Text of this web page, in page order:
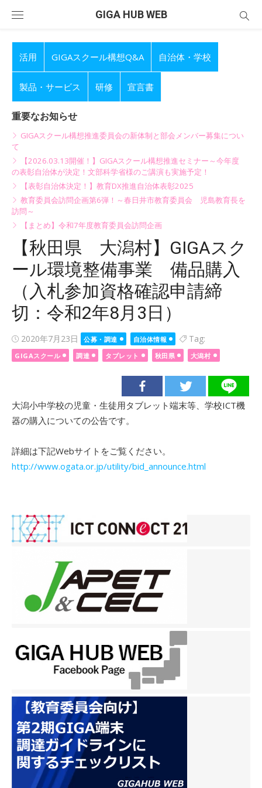
GIGA HUB WEB
活用 GIGAスクール構想Q&A 自治体・学校
製品・サービス 研修 宣言書
重要なお知らせ
GIGAスクール構想推進委員会の新体制と部会メンバー募集につい
て
【2026.03.13開催！】GIGAスクール構想推進セミナー～今年度
の表彰自治体が決定！文部科学省様のご講演も実施予定！
【表彰自治体決定！】教育DX推進自治体表彰2025
教育委員会訪問企画第6弾！～春日井市教育委員会 児島教育長を
訪問～
【まとめ】令和7年度教育委員会訪問企画
【秋田県 大潟村】GIGAスク
ール環境整備事業 備品購入
（入札参加資格確認申請締
切：令和2年8月3日）
Posted
on
2020年7月23日 公募・調達 自治体情報 Tag:
GIGAスクール 調達 タブレット 秋田県 大潟村
大潟小中学校の児童・生徒用タブレット端末等、学校ICT機
器の購入についての公告です。
詳細は下記Webサイトをご覧ください。
http://www.ogata.or.jp/utility/bid_announce.html